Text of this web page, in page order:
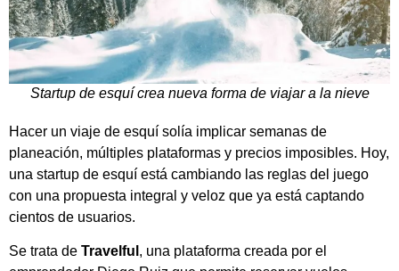
Startup de esquí crea nueva forma de viajar a la nieve
Hacer un viaje de esquí solía implicar semanas de
planeación, múltiples plataformas y precios imposibles. Hoy,
una startup de esquí está cambiando las reglas del juego
con una propuesta integral y veloz que ya está captando
cientos de usuarios.
Se trata de Travelful , una plataforma creada por el